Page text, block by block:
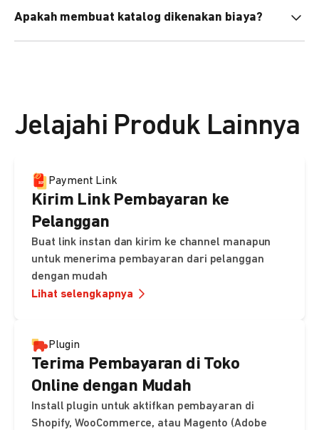
atau menyematkan QR code di website Anda.
Apakah membuat katalog dikenakan biaya?
Jelajahi Produk Lainnya
Payment Link
Kirim Link Pembayaran ke
Pelanggan
Buat link instan dan kirim ke channel manapun
untuk menerima pembayaran dari pelanggan
dengan mudah
Lihat selengkapnya
Plugin
Terima Pembayaran di Toko
Online dengan Mudah
Install plugin untuk aktifkan pembayaran di
Shopify, WooCommerce, atau Magento (Adobe